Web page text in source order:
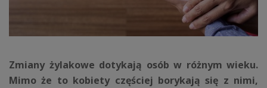
Zmiany żylakowe dotykają osób w różnym wieku.
Mimo że to kobiety częściej borykają się z nimi,